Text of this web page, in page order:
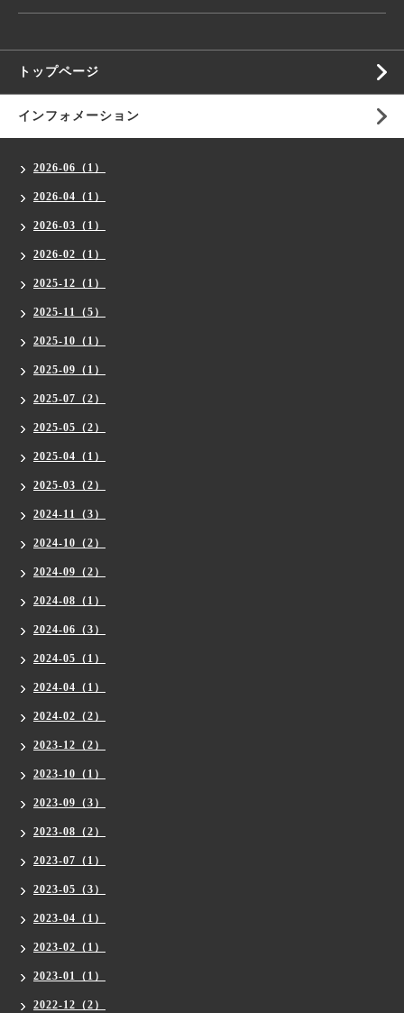
トップページ
インフォメーション
2026-06（1）
2026-04（1）
2026-03（1）
2026-02（1）
2025-12（1）
2025-11（5）
2025-10（1）
2025-09（1）
2025-07（2）
2025-05（2）
2025-04（1）
2025-03（2）
2024-11（3）
2024-10（2）
2024-09（2）
2024-08（1）
2024-06（3）
2024-05（1）
2024-04（1）
2024-02（2）
2023-12（2）
2023-10（1）
2023-09（3）
2023-08（2）
2023-07（1）
2023-05（3）
2023-04（1）
2023-02（1）
2023-01（1）
2022-12（2）